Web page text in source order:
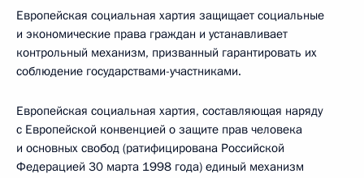
Европейская социальная хартия защищает социальные
и экономические права граждан и устанавливает
контрольный механизм, призванный гарантировать их
соблюдение государствами-участниками.
Европейская социальная хартия, составляющая наряду
с Европейской конвенцией о защите прав человека
и основных свобод (ратифицирована Российской
Федерацией 30 марта 1998 года) единый механизм